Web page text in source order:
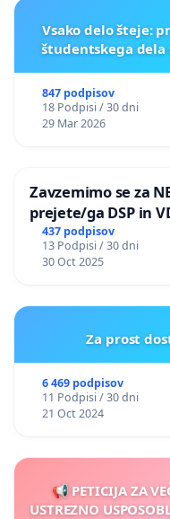
Vsako delo šteje:
študentskega dela
847 podpisov
18 Podpisi / 30 dni
29 Mar 2026
Zavzemimo se za
prejete/ga DSP in
437 podpisov
13 Podpisi / 30 dni
30 Oct 2025
Za prost
6 469 podpisov
11 Podpisi / 30 dni
21 Oct 2024
📢 PETICIJA ZA
USTREZNO